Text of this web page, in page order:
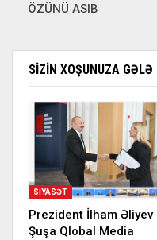
ÖZÜNÜ ASIB
SIZIN XOŞUNUZA GƏLƏ
SIYASƏT
Prezident İlham Əliyev
Şuşa Qlobal Media